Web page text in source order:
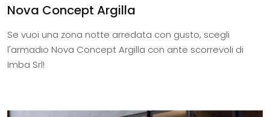
Nova Concept Argilla
Se vuoi una zona notte arredata con gusto, scegli
l'armadio Nova Concept Argilla con ante scorrevoli di
Imba Srl!